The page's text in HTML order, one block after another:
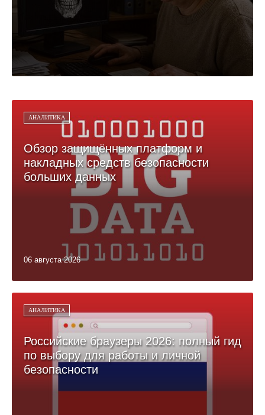
АНАЛИТИКА
Обзор защищённых платформ и
накладных средств безопасности
больших данных
06 августа 2026
АНАЛИТИКА
Российские браузеры 2026: полный гид
по выбору для работы и личной
безопасности